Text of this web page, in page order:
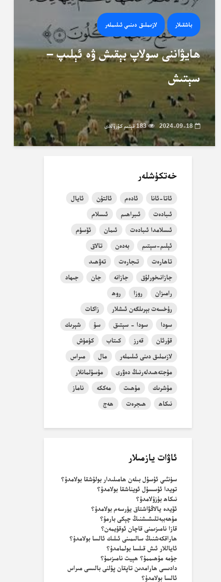
باشقىلار لازىملىق دىنىي ئىلىملەر
ھايۋاننى سولاپ بېقىش ۋە ئېلىپ –
سېتىش
2024-09-18 183 قېتىم كۆرۈلدى
خەتكۈشلەر
ئاتا-ئانا ئادەم ئالتۇن
ئايال
ئىبادەت
ئىبراھىم
ئىسلام
ئىسلامدا ئىبادەت
ئىمان
ئۆسۈم
ئېلىم-سېتىم
بەدەن
تالاق
تاھارەت
تىجارەت
تەۋھىد
جازانىخورلۇق
جازانە جان
جىھاد
رامىزان
روزا
روھ
رۇخسەت بېرىلگەن ئىشلار
زاكات
سودا
سودا - سېتىق سۇ
شېرىك
قۇرئان
قەرز كىتاب
كۈمۈش
لازىملىق دىنى ئىلىملەر
مال
مىراس
مۇجتەھىدلەرنىڭ دەۋرى
مۇسۇلمانلار
مۇشرىك
مۇھىت مەككە
ناماز
نىكاھ
ھىجرەت ھەج
ئاۋات يازمىلار
سۈنئىي ئۇسۇل بىلەن ھامىلىدار بولۇشقا بولامدۇ؟
تويدا ئۇسسۇل ئويناشقا بولامدۇ؟
نىكاھ بۇزۇلامدۇ؟
ئۆيدە يالاڭۋاشتاق يۈرسەم بولامدۇ؟
مۇھەببەتلىشىشنىڭ چېكى بارمۇ؟
قازا نامىزىمنى قاچان ئوقۇيمەن؟
ھاراقكەشنىڭ سالىمىنى ئىلىك ئالسا بولامدۇ؟
ئاياللار ئىش قىلسا بولمامدۇ؟
جۈمە مۇھىممۇ؟ ھېيت نامىزىمۇ؟
دادىسى ھارامدىن تاپقان پۇلنى بالىسى مىراس
ئالسا بولامدۇ؟